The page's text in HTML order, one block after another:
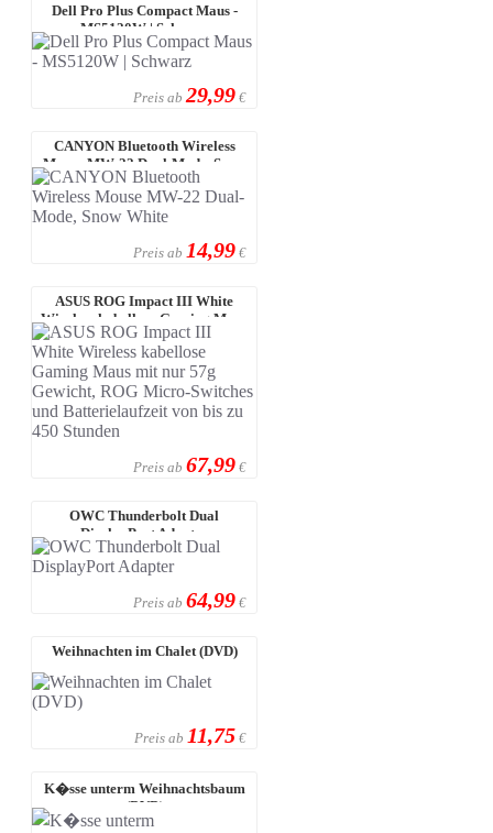
Dell Pro Plus Compact Maus -
MS5120W | Schwarz
Preis ab 29,99 €
CANYON Bluetooth Wireless
Mouse MW-22 Dual-Mode, Snow
White
Preis ab 14,99 €
ASUS ROG Impact III White
Wireless kabellose Gaming Maus
mit nur ...
Preis ab 67,99 €
OWC Thunderbolt Dual
DisplayPort Adapter
Preis ab 64,99 €
Weihnachten im Chalet (DVD)
Preis ab 11,75 €
K�sse unterm Weihnachtsbaum
(DVD)